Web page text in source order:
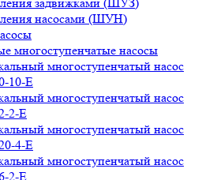
насосами (ШУН)
многоступенчатые насосы
многоступенчатый насос
10-E
многоступенчатый насос
2-E
многоступенчатый насос
4-E
многоступенчатый насос
2-E